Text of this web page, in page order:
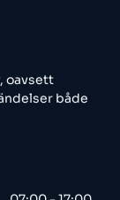
oavsett
både